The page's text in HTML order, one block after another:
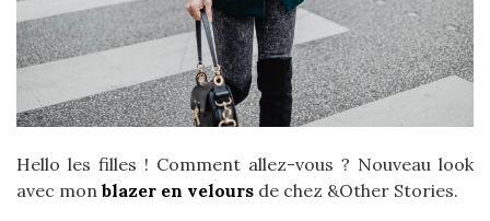
Hello les filles ! Comment allez-vous ? Nouveau look
avec mon blazer en velours de chez &Other Stories.